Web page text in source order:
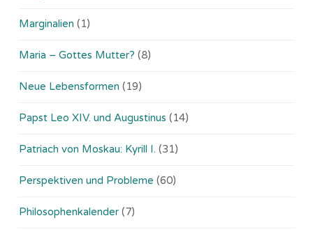
Marginalien (1)
Maria – Gottes Mutter? (8)
Neue Lebensformen (19)
Papst Leo XIV. und Augustinus (14)
Patriach von Moskau: Kyrill I. (31)
Perspektiven und Probleme (60)
Philosophenkalender (7)